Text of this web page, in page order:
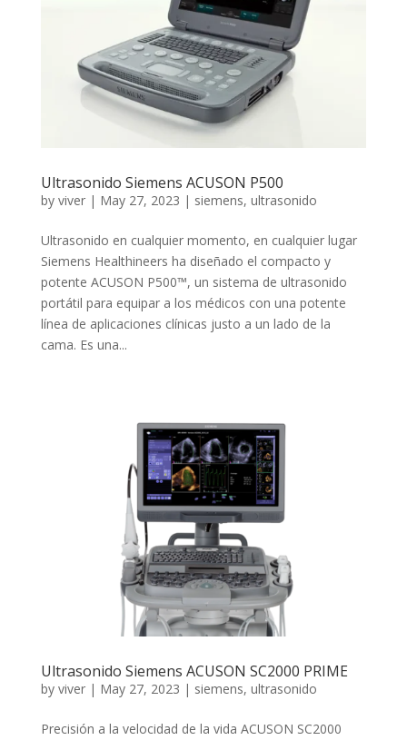
Ultrasonido Siemens ACUSON P500
by viver| May 27, 2023 | siemens, ultrasonido
Ultrasonido en cualquier momento, en cualquier lugar
Siemens Healthineers ha diseñado el compacto y
potente ACUSON P500™, un sistema de ultrasonido
portátil para equipar a los médicos con una potente
línea de aplicaciones clínicas justo a un lado de la
cama. Es una...
Ultrasonido Siemens ACUSON SC2000 PRIME
by viver| May 27, 2023 | siemens, ultrasonido
Precisión a la velocidad de la vida ACUSON SC2000